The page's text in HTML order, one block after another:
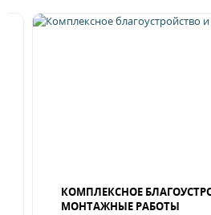
КОМПЛЕКСНОЕ
МОНТАЖНЫЕ РАБОТЫ